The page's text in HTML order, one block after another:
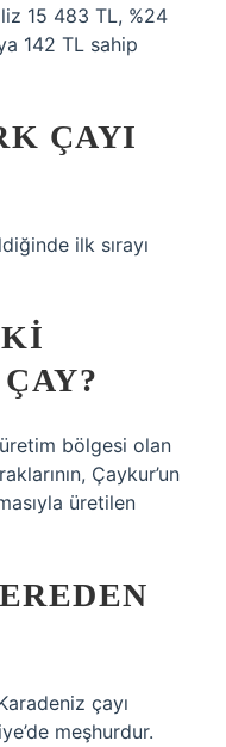
15 483 TL, %24
142 TL sahip
ÇAYI
ilk sırayı
bölgesi olan
Çaykur’un
üretilen
çayı
meşhurdur.